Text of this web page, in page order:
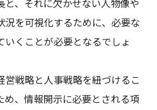
と、それに欠かせない人物像や
況を可視化するために、必要な
くことが必要となるでしょ
営戦略と人事戦略を紐づけるこ
め、情報開示に必要とされる項